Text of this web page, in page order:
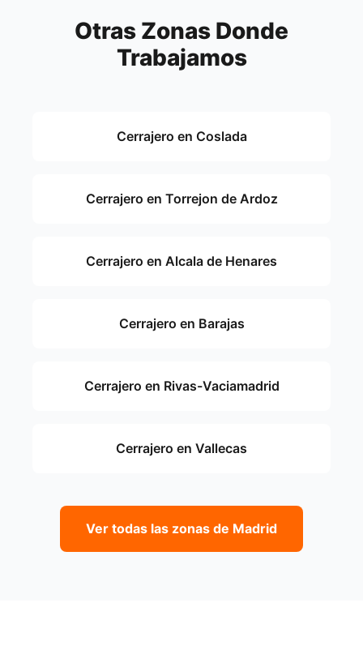
Otras Zonas Donde
Trabajamos
Cerrajero en Coslada
Cerrajero en Torrejon de Ardoz
Cerrajero en Alcala de Henares
Cerrajero en Barajas
Cerrajero en Rivas-Vaciamadrid
Cerrajero en Vallecas
Ver todas las zonas de Madrid